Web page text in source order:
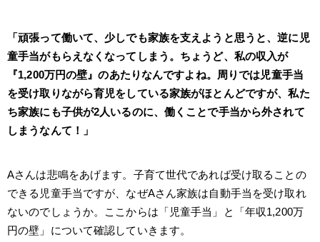
「頑張って働いて、少しでも家族を支えようと思うと、逆に児
童手当がもらえなくなってしまう。ちょうど、私の収入が
『1,200万円の壁』のあたりなんですよね。周りでは児童手当
を受け取りながら育児をしている家族がほとんどですが、私た
ち家族にも子供が2人いるのに、働くことで手当から外されて
しまうなんて！」
Aさんは悲鳴をあげます。子育て世代であれば受け取ることの
できる児童手当ですが、なぜAさん家族は自動手当を受け取れ
ないのでしょうか。ここからは「児童手当」と「年収1,200万
円の壁」について確認していきます。